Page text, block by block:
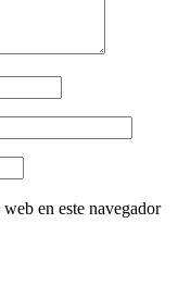
en este navegador